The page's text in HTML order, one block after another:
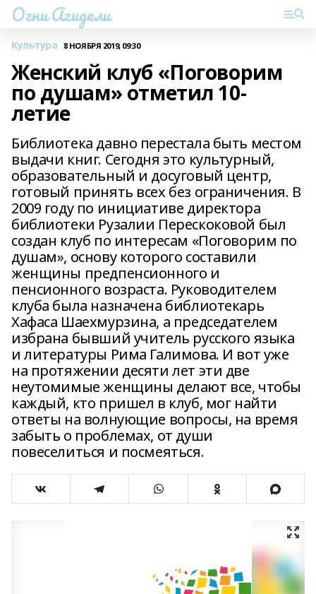
Огни Агидели
Культура 8 НОЯБРЯ 2019, 09:30
Женский клуб «Поговорим
по душам» отметил 10-
летие
Библиотека давно перестала быть местом
выдачи книг. Сегодня это культурный,
образовательный и досуговый центр,
готовый принять всех без ограничения. В
2009 году по инициативе директора
библиотеки Рузалии Перескоковой был
создан клуб по интересам «Поговорим по
душам», основу которого составили
женщины предпенсионного и
пенсионного возраста. Руководителем
клуба была назначена библиотекарь
Хафаса Шаехмурзина, а председателем
избрана бывший учитель русского языка
и литературы Рима Галимова. И вот уже
на протяжении десяти лет эти две
неутомимые женщины делают все, чтобы
каждый, кто пришел в клуб, мог найти
ответы на волнующие вопросы, на время
забыть о проблемах, от души
повеселиться и посмеяться.